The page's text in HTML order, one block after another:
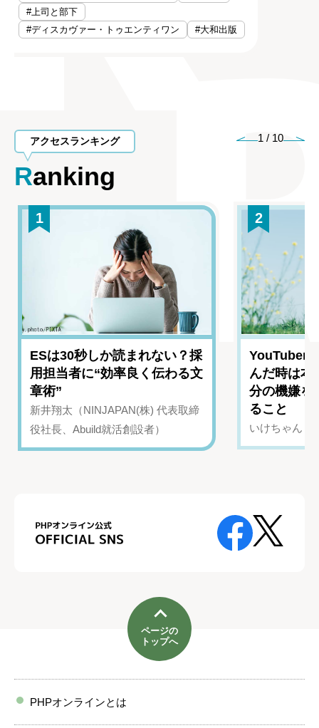
#上司と部下
#ディスカヴァー・トゥエンティワン
#大和出版
アクセスランキング
Ranking
1 / 10
1
ESは30秒しか読まれない？採
用担当者に“効率良く伝わる文
章術”
新井翔太（NINJAPAN(株) 代表取締
役社長、Abuild就活創設者）
2
YouTuber
んだ時は
分の機嫌を
ること
いけちゃん（
ページの
トップへ
PHPオンラインとは